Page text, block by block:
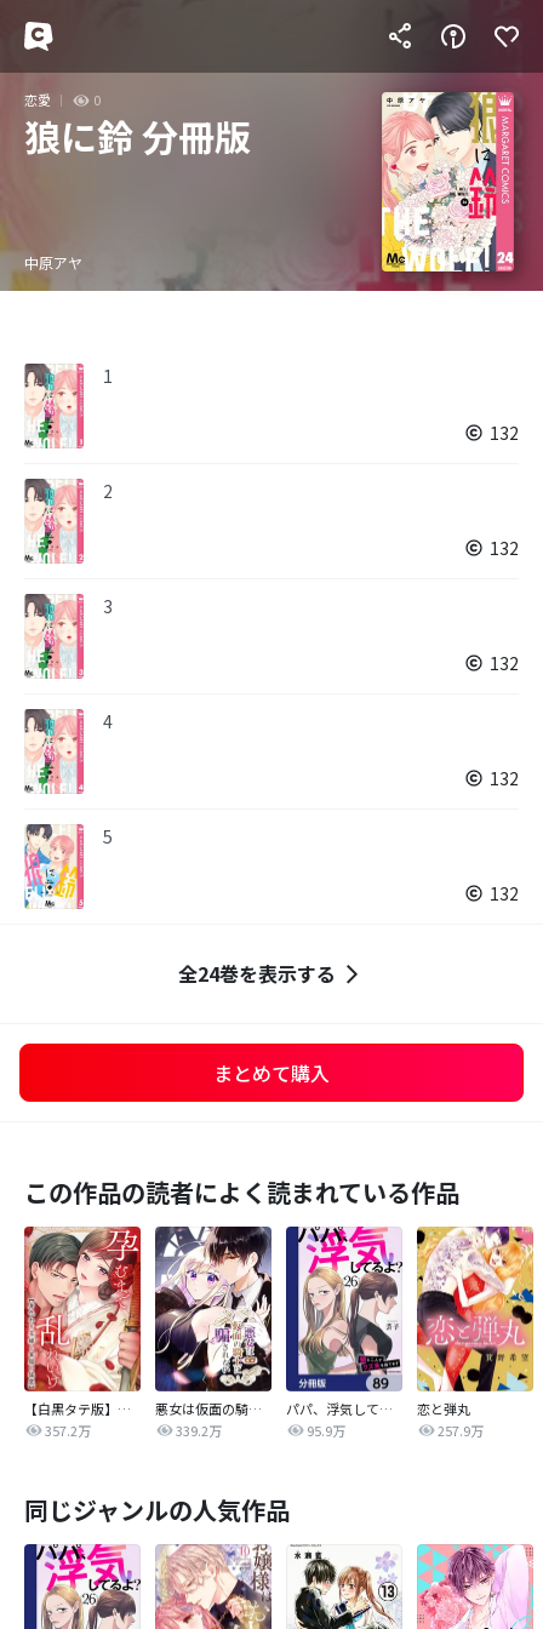
恋愛 0
狼に鈴 分冊版
中原アヤ
1
132
2
132
3
132
4
132
5
132
全24巻を表示する
まとめて購入
この作品の読者によく読まれている作品
【白黒タテ版】孕むまで乱れいけ～身代わり花嫁と軍服の猛愛
357.2万
悪女は仮面の騎士に騙されない
339.2万
パパ、浮気してるよ？娘と二人でクズ夫を捨てます【分冊版】
95.9万
恋と弾丸
257.9万
同じジャンルの人気作品